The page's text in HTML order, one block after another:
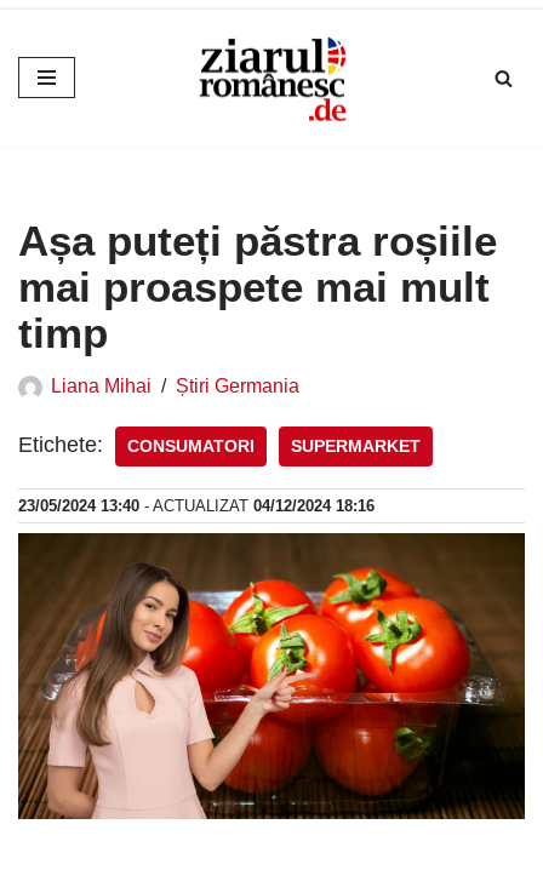
Sari
la
Așa puteți păstra roșiile
mai proaspete mai mult
timp
Liana Mihai Știri Germania
Etichete: CONSUMATORI SUPERMARKET
23/05/2024 13:40 - ACTUALIZAT 04/12/2024 18:16